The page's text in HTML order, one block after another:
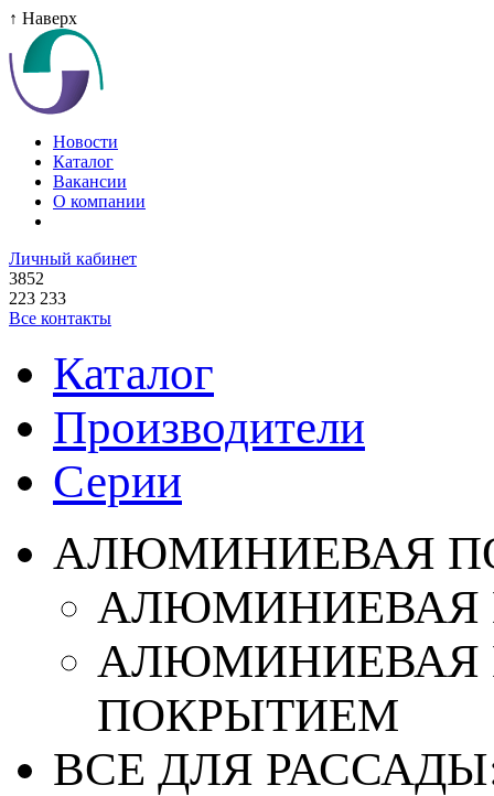
↑ Наверх
Новости
Каталог
Вакансии
О компании
Личный кабинет
3852
223 233
Все контакты
Каталог
Производители
Серии
АЛЮМИНИЕВАЯ
АЛЮМИНИЕВАЯ
АЛЮМИНИЕВАЯ
ПОКРЫТИЕМ
ВСЕ ДЛЯ